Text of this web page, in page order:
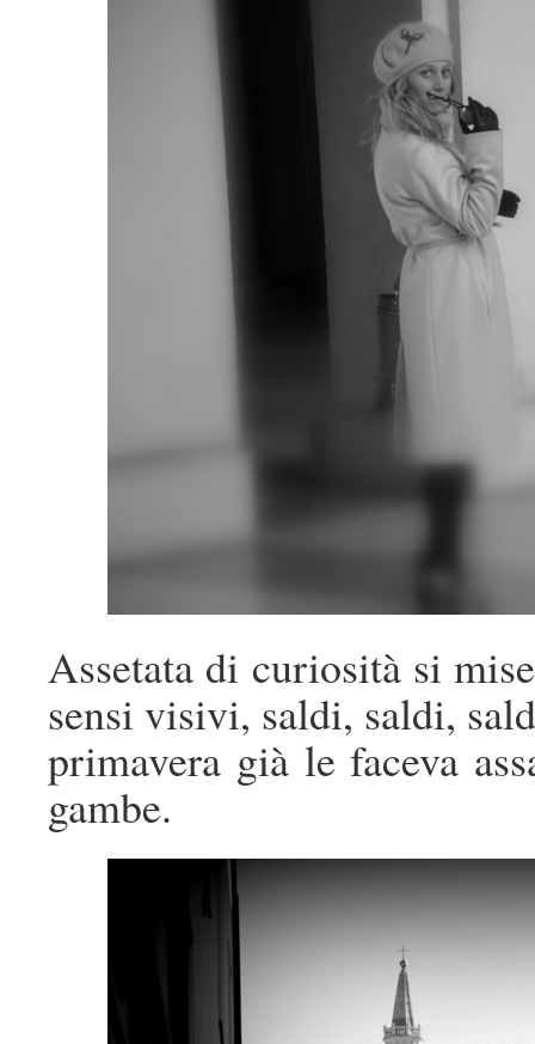
Assetata di curiosità si
sensi visivi, saldi, saldi,
primavera già le faceva
gambe.